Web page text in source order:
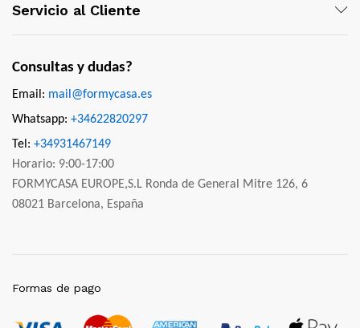
Servicio al Cliente
Consultas y dudas?
Email: mail@formycasa.es
Whatsapp: +34622820297
Tel: +34931467149
Horario: 9:00-17:00
FORMYCASA EUROPE,S.L Ronda de General Mitre 126, 6
08021 Barcelona, España
Formas de pago